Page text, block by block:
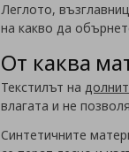
Леглото,
на какво да
От каква
Текстилът на
влагата и не
Синтетичните